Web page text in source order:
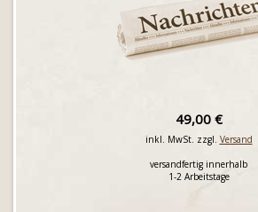
49,00 €
inkl. MwSt. zzgl. Versand
versandfertig innerhalb
1-2 Arbeitstage